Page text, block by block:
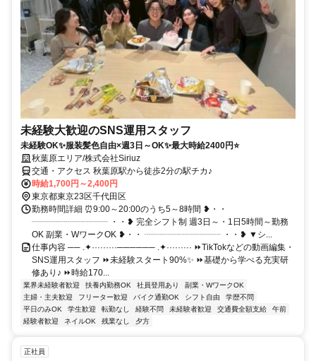
未経験大歓迎のSNS運用スタッフ
未経験OK✨服装髪色自由×週3日～OK✨最大時給2400円⭐
秋葉原エリア/株式会社Siriuz
交通・アクセス 秋葉原駅から徒歩2分の駅チカ♪
時給1,700円～2,400円
東京都東京23区千代田区
勤務時間詳細 ⏰9:00～20:00のうち5～8時間 ❥・・
┈┈┈┈┈┈┈┈┈ ・・❥ 完全シフト制 週3日～・1日5時間～勤務
OK 副業・WワークOK ❥・・ ┈┈┈┈┈┈┈┈┈ ・・❥ ▼シ...
仕事内容 ── .✦·········────── .✦········· ⏩TikTokなどの動画編集・
SNS運用スタッフ ⏩未経験スタート90%✨ ⏩基礎から学べる充実研
修あり♪ ⏩時給170...
業界未経験者歓迎 扶養内勤務OK 社員登用あり
副業・WワークOK
主婦・主夫歓迎
フリーター歓迎 バイク通勤OK シフト自由
学歴不問
平日のみOK
学生歓迎 転勤なし 経験不問 未経験者歓迎 交通費全額支給
午前
経験者歓迎
ネイルOK 残業なし 夕方
正社員